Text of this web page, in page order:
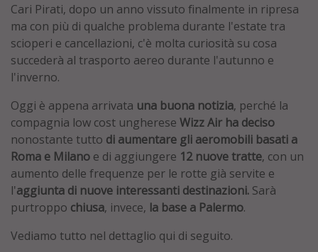
Malta
Canarie
Capo Verde
Vacanze last minute
Vacanze all inclusive
Vacanze estate 2026
Vacanze di Pasqua 2026
Last minute capodanno
Vacanze con bambini
Cari Pirati, dopo un anno vissuto finalmente in ripresa
ma con più di qualche problema durante l'estate tra
scioperi e cancellazioni, c'è molta curiosità su cosa
succederà al trasporto aereo durante l'autunno e
l'inverno.
Oggi è appena arrivata una buona notizia, perché la
compagnia low cost ungherese Wizz Air ha deciso
nonostante tutto di aumentare gli aeromobili basati a
Roma e Milano e di aggiungere 12 nuove tratte, con un
aumento delle frequenze per le rotte già servite e
l'aggiunta di nuove interessanti destinazioni. Sarà
purtroppo chiusa, invece, la base a Palermo.
Vediamo tutto nel dettaglio qui di seguito.